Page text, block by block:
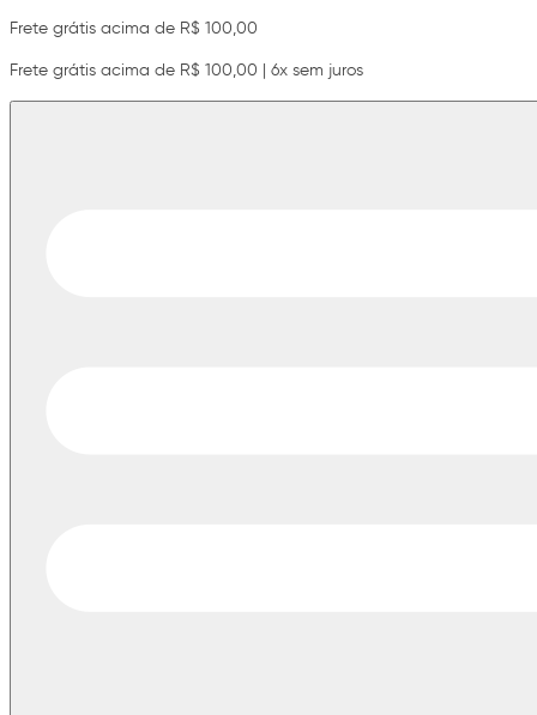
Frete grátis acima de R$ 100,00
Frete grátis acima de R$ 100,00 | 6x sem juros